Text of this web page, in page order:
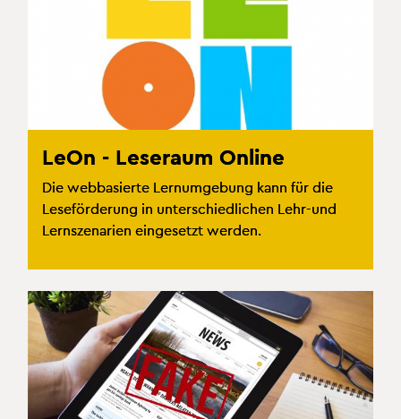
LeOn - Leseraum Online
Die webbasierte Lernumgebung kann für die
Leseförderung in unterschiedlichen Lehr-und
Lernszenarien eingesetzt werden.